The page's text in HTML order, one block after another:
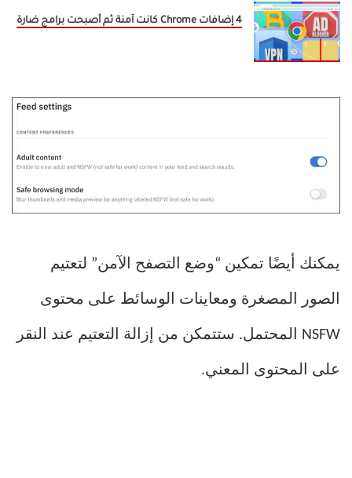
4 إضافات Chrome كانت آمنة ثم أصبحت برامج ضارة
يمكنك أيضًا تمكين “وضع التصفح الآمن” لتعتيم
الصور المصغرة ومعاينات الوسائط على محتوى
NSFW المحتمل. ستتمكن من إزالة التعتيم عند النقر
على المحتوى المعني.